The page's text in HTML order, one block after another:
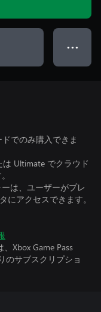
● ● ●
でのみ購入できま
は Ultimate でクラウド
は、ユーザーがプレ
にアクセスできます。
Xbox Game Pass
のサブスクリプショ